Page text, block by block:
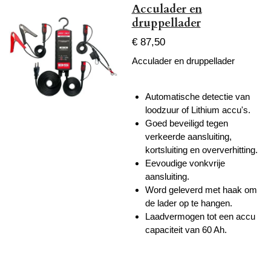
Acculader en
druppellader
€ 87,50
Acculader en druppellader
Automatische detectie van
loodzuur of Lithium accu's.
Goed beveiligd tegen
verkeerde aansluiting,
kortsluiting en oververhitting.
Eevoudige vonkvrije
aansluiting.
Word geleverd met haak om
de lader op te hangen.
Laadvermogen tot een accu
capaciteit van 60 Ah.